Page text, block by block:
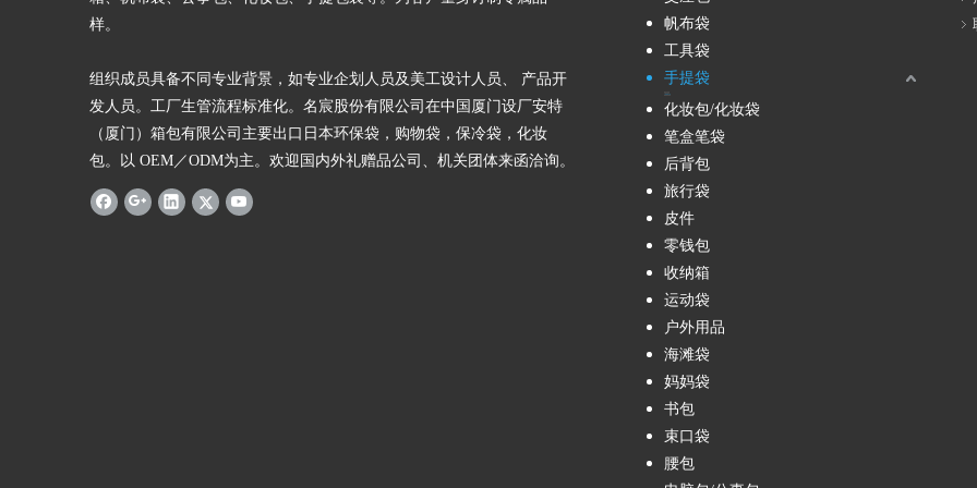
样。
组织成员具备不同专业背景，如专业企划人员及美工设计人员、 产品开
发人员。工厂生管流程标准化。名宸股份有限公司在中国厦门设厂安特
（厦门）箱包有限公司主要出口日本环保袋，购物袋，保冷袋，化妆
包。以 OEM／ODM为主。欢迎国内外礼赠品公司、机关团体来函洽询。
帆布袋
工具袋
手提袋
化妆包/化妆袋
笔盒笔袋
后背包
旅行袋
皮件
零钱包
收纳箱
运动袋
户外用品
海滩袋
妈妈袋
书包
束口袋
腰包